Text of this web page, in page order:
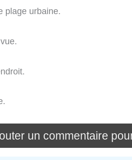
plage urbaine.
un commentaire